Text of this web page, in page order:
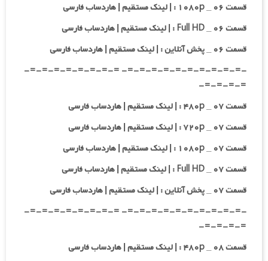
قسمت ۰۶ _ ۱۰۸۰p : | لینک مستقیم | هاردساب فارسی
قسمت ۰۶ _ Full HD : | لینک مستقیم | هاردساب فارسی
قسمت ۰۶ _ پخش آنلاین : | لینک مستقیم | هاردساب فارسی
-=-=-=-=-=-=-=-=-=-=- =-=-=-=-=-=-=-=-
=-=-=-=-
قسمت ۰۷ _ ۴۸۰p : | لینک مستقیم | هاردساب فارسی
قسمت ۰۷ _ ۷۲۰p : | لینک مستقیم | هاردساب فارسی
قسمت ۰۷ _ ۱۰۸۰p : | لینک مستقیم | هاردساب فارسی
قسمت ۰۷ _ Full HD : | لینک مستقیم | هاردساب فارسی
قسمت ۰۷ _ پخش آنلاین : | لینک مستقیم | هاردساب فارسی
-=-=-=-=-=-=-=-=-=-=- =-=-=-=-=-=-=-=-
=-=-=-=-
قسمت ۰۸ _ ۴۸۰p : | لینک مستقیم | هاردساب فارسی